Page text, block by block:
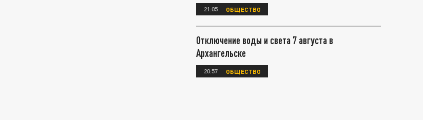
21:05 ОБЩЕСТВО
Отключение воды и света 7 августа в
Архангельске
20:57 ОБЩЕСТВО